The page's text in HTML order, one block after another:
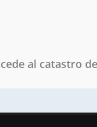
al catastro